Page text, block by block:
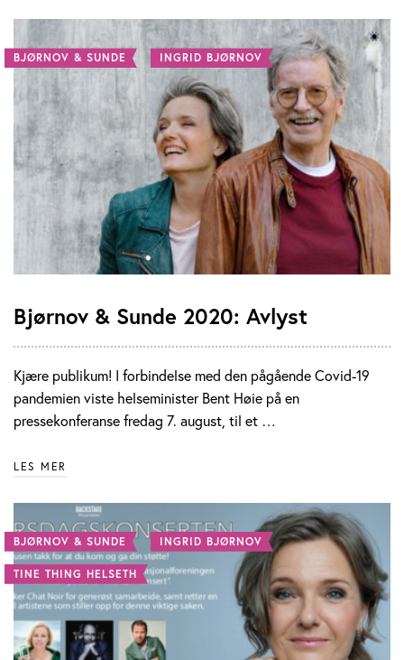
BJØRNOV & SUNDE INGRID BJØRNOV
Bjørnov & Sunde 2020: Avlyst
Kjære publikum! I forbindelse med den pågående Covid-19
pandemien viste helseminister Bent Høie på en
pressekonferanse fredag 7. august, til et …
LES MER
BJØRNOV & SUNDE INGRID BJØRNOV
TINE THING HELSETH